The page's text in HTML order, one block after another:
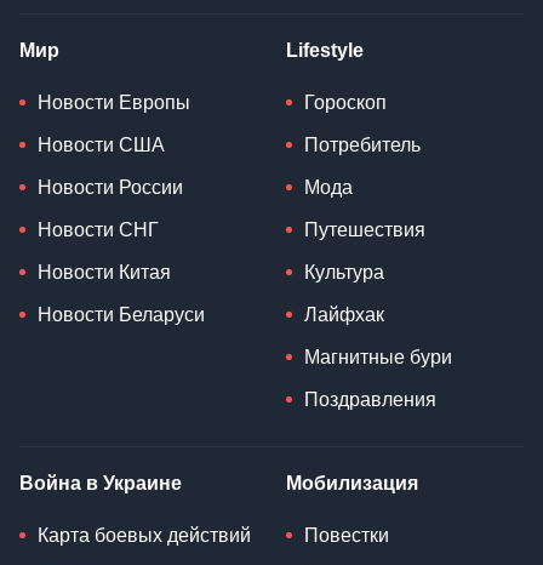
Мир
Новости Европы
Новости США
Новости России
Новости СНГ
Новости Китая
Новости Беларуси
Lifestyle
Гороскоп
Потребитель
Мода
Путешествия
Культура
Лайфхак
Магнитные бури
Поздравления
Война в Украине
Карта боевых действий
Мобилизация
Повестки